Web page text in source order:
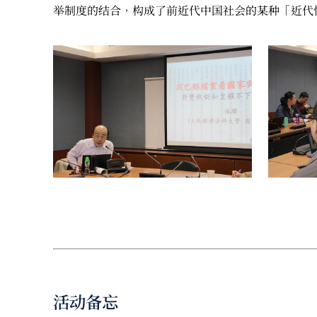
举制度的结合，构成了前近代中国社会的某种「近代
活动备忘